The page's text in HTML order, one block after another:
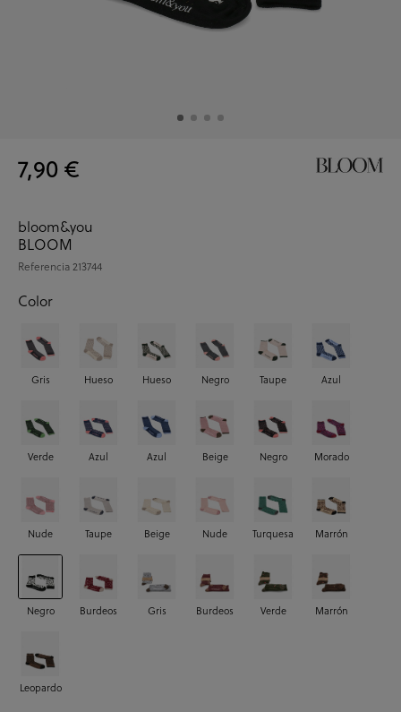
7,90 €
bloom&you
BLOOM
Referencia213744
Color
Gris Hueso Hueso Negro Taupe Azul
Verde Azul Azul Beige Negro Morado
Nude Taupe Beige Nude Turquesa Marrón
Negro Burdeos Gris Burdeos Verde Marrón
Leopardo